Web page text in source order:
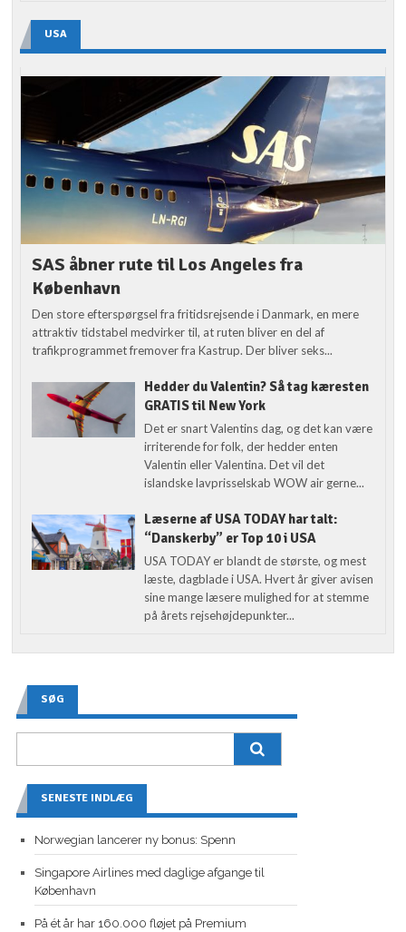
USA
SAS åbner rute til Los Angeles fra
København
Den store efterspørgsel fra fritidsrejsende i Danmark, en mere
attraktiv tidstabel medvirker til, at ruten bliver en del af
trafikprogrammet fremover fra Kastrup. Der bliver seks...
Hedder du Valentin? Så tag kæresten
GRATIS til New York
Det er snart Valentins dag, og det kan være
irriterende for folk, der hedder enten
Valentin eller Valentina. Det vil det
islandske lavprisselskab WOW air gerne...
Læserne af USA TODAY har talt:
“Danskerby” er Top 10 i USA
USA TODAY er blandt de største, og mest
læste, dagblade i USA. Hvert år giver avisen
sine mange læsere mulighed for at stemme
på årets rejsehøjdepunkter...
SØG
SENESTE INDLÆG
Norwegian lancerer ny bonus: Spenn
Singapore Airlines med daglige afgange til
København
På ét år har 160.000 fløjet på Premium